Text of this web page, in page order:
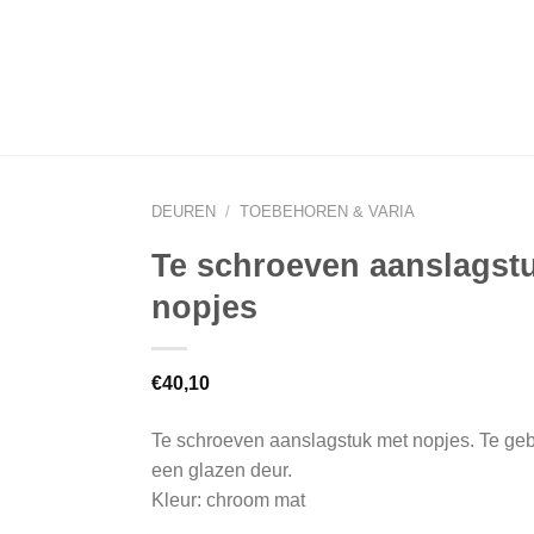
DEUREN / TOEBEHOREN & VARIA
Te schroeven
nopjes
€40,10
Te schroeven aanslagstuk met nopjes. Te
een glazen deur.
Kleur: chroom mat